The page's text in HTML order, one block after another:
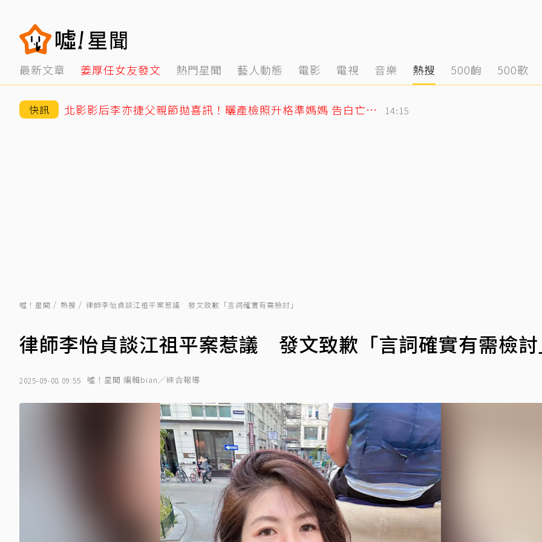
最新文章 姜厚任女友發文 熱門星聞 藝人動態 電影 電視 音樂 熱搜 500齣 500歌
快訊 北影影后李亦捷父親節拋喜訊！曬產檢照升格準媽媽 告白亡父超感人 14:15
噓！星聞 熱搜 律師李怡貞談江祖平案惹議 發文致歉「言詞確實有需檢討」
律師李怡貞談江祖平案惹議 發文致歉「言詞確實有需檢
2025-09-08 09:55 噓！星聞 編輯bian／綜合報導